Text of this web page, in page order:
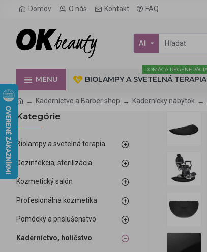
Domov O nás Kontakt FAQ
All
MENU BIOLAMPY A SVETELNÁ TERAPIA
DOMÁCA
Kaderníctvo a Barber shop Kadernícky nábytok
Kategórie
Biolampy a svetelná terapia
Dezinfekcia, sterilizácia
Kozmetický salón
Profesionálna kozmetika
Pomôcky a prislušenstvo
Kaderníctvo, holičstvo